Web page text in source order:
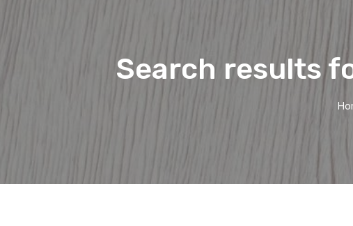
Search results